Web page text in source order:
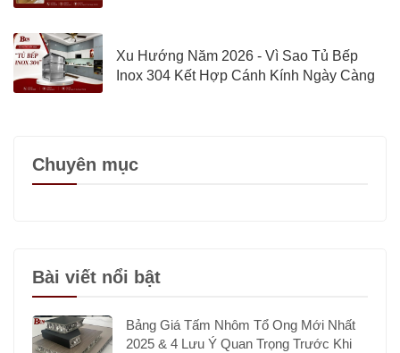
Xu Hướng Năm 2026 - Vì Sao Tủ Bếp
Inox 304 Kết Hợp Cánh Kính Ngày Càng
Chuyên mục
Bài viết nổi bật
Bảng Giá Tấm Nhôm Tổ Ong Mới Nhất
2025 & 4 Lưu Ý Quan Trọng Trước Khi